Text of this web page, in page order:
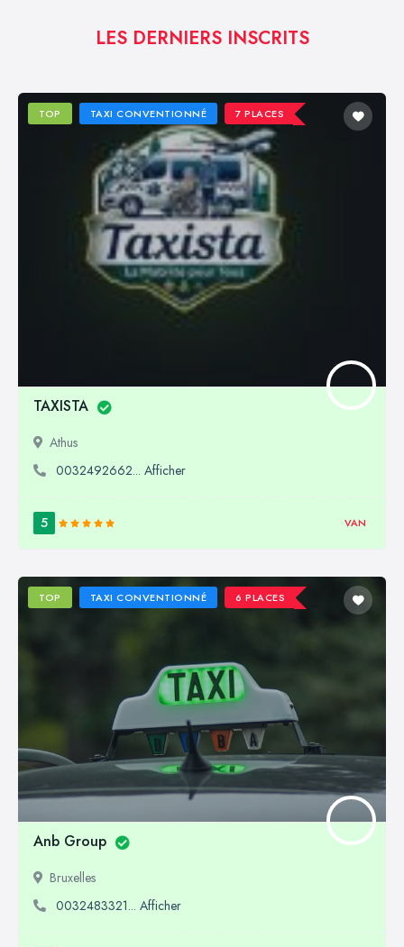
LES DERNIERS INSCRITS
TOP TAXI CONVENTIONNÉ 7 PLACES
TAXISTA
Athus
0032492662... Afficher
5 VAN
TOP TAXI CONVENTIONNÉ 6 PLACES
Anb Group
Bruxelles
0032483321... Afficher